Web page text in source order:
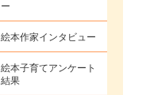
ー
絵本作家インタビュー
絵本子育てアンケート
結果